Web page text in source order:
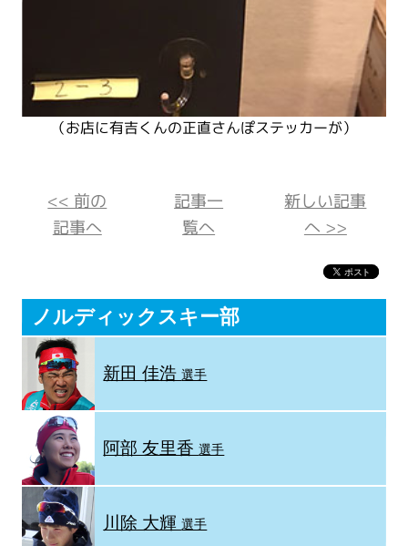
（お店に有吉くんの正直さんぽステッカーが）
<< 前の
記事へ
記事一
覧へ
新しい記事
へ >>
ノルディックスキー部
新田 佳浩選手
阿部 友里香選手
川除 大輝選手